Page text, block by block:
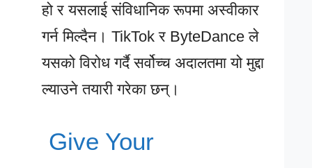
हो र यसलाई संविधानिक रूपमा अस्वीकार
गर्न मिल्दैन। TikTok र ByteDance ले
यसको विरोध गर्दै सर्वोच्च अदालतमा यो मुद्दा
ल्याउने तयारी गरेका छन्।
Give Your